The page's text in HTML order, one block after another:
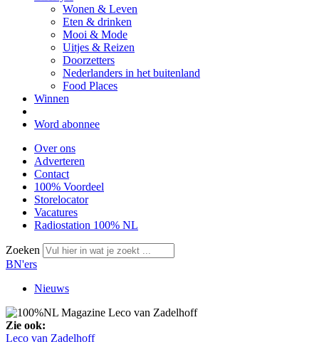
Wonen & Leven
Eten & drinken
Mooi & Mode
Uitjes & Reizen
Doorzetters
Nederlanders in het buitenland
Food Places
Winnen
Word abonnee
Over ons
Adverteren
Contact
100% Voordeel
Storelocator
Vacatures
Radiostation 100% NL
Zoeken
BN'ers
Nieuws
Zie ook:
Leco van Zadelhoff